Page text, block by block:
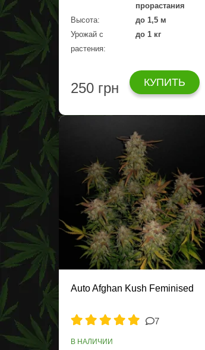
прорастания
Высота:
до 1,5 м
Урожай с
растения:
до 1 кг
250 грн КУПИТЬ
Auto Afghan Kush Feminised
7
В НАЛИЧИИ